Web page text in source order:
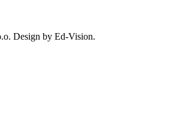
Design by Ed-Vision.